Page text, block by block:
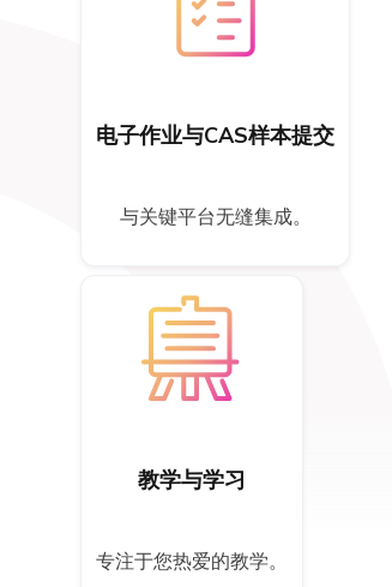
电子作业与CAS样本提交
与关键平台无缝集成。
教学与学习
专注于您热爱的教学。